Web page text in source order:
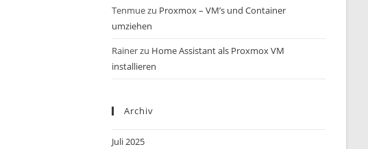
Tenmuezu Proxmox – VM’s und Container
umziehen
Rainerzu Home Assistant als Proxmox VM
installieren
Archiv
Juli 2025